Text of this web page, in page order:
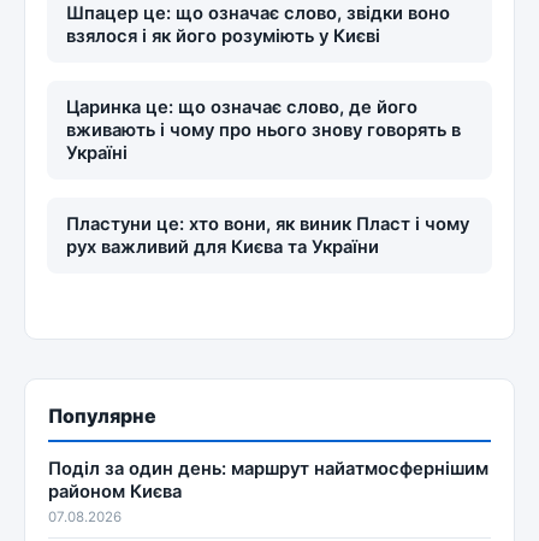
Шпацер це: що означає слово, звідки воно
взялося і як його розуміють у Києві
Царинка це: що означає слово, де його
вживають і чому про нього знову говорять в
Україні
Пластуни це: хто вони, як виник Пласт і чому
рух важливий для Києва та України
Популярне
Поділ за один день: маршрут найатмосфернішим
районом Києва
07.08.2026